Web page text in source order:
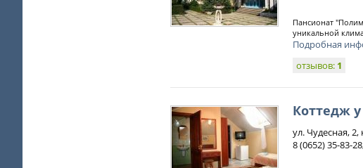
Пансионат
уникальной
Подробная
отзывов: 1
Коттедж
ул. Чудесная,
8 (0652) 35-83-